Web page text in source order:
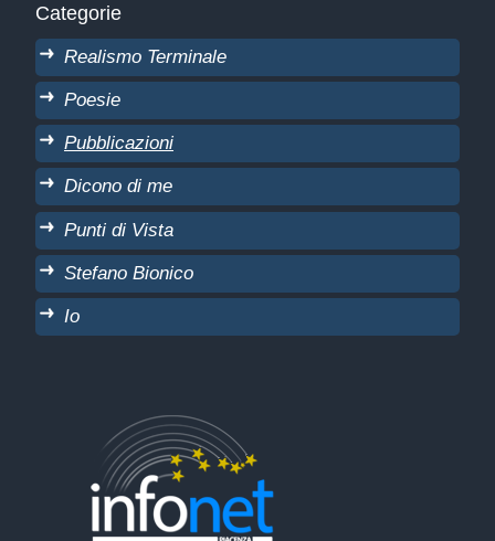
Categorie
Realismo Terminale
Poesie
Pubblicazioni
Dicono di me
Punti di Vista
Stefano Bionico
Io